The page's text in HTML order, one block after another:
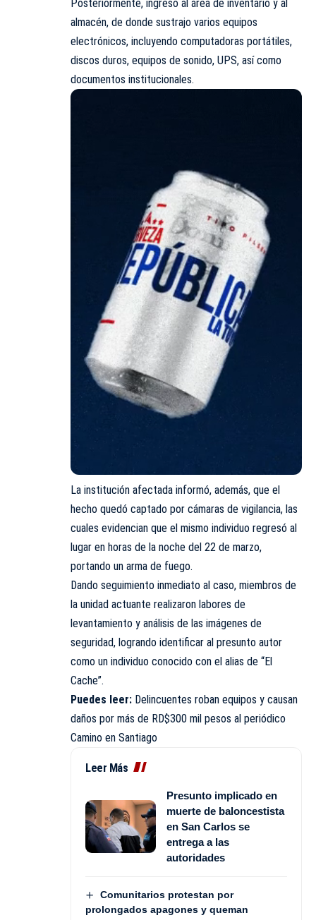
Posteriormente, ingresó al área de inventario y al
almacén, de donde sustrajo varios equipos
electrónicos, incluyendo computadoras portátiles,
discos duros, equipos de sonido, UPS, así como
documentos institucionales.
La institución afectada informó, además, que el
hecho quedó captado por cámaras de vigilancia, las
cuales evidencian que el mismo individuo regresó al
lugar en horas de la noche del 22 de marzo,
portando un arma de fuego.
Dando seguimiento inmediato al caso, miembros de
la unidad actuante realizaron labores de
levantamiento y análisis de las imágenes de
seguridad, logrando identificar al presunto autor
como un individuo conocido con el alias de “El
Cache”.
Puedes leer: Delincuentes roban equipos y causan
daños por más de RD$300 mil pesos al periódico
Camino en Santiago
Leer Más
Presunto implicado en
muerte de baloncestista
en San Carlos se
entrega a las
autoridades
Comunitarios protestan por
prolongados apagones y queman